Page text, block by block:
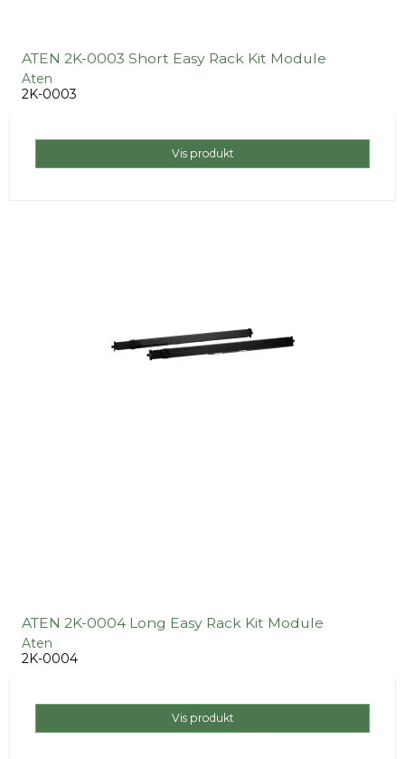
ATEN 2K-0003 Short Easy Rack Kit Module
Aten
2K-0003
Vis produkt
ATEN 2K-0004 Long Easy Rack Kit Module
Aten
2K-0004
Vis produkt